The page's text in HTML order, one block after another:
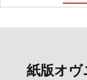
紙版オヴ